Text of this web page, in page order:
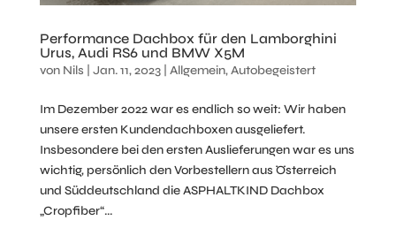
Performance Dachbox für den Lamborghini
Urus, Audi RS6 und BMW X5M
von Nils Jan. 11, 2023| Allgemein,Autobegeistert
Im Dezember 2022 war es endlich so weit: Wir haben
unsere ersten Kundendachboxen ausgeliefert.
Insbesondere bei den ersten Auslieferungen war es uns
wichtig, persönlich den Vorbestellern aus Österreich
und Süddeutschland die ASPHALTKIND Dachbox
„Cropfiber“...